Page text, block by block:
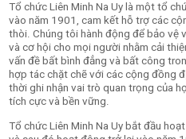
Tổ chức Liên Minh Na Uy là một tổ
vào năm 1901, cam kết hỗ trợ các
thòi. Chúng tôi hành động để bảo vệ
và cơ hội cho mọi người nhằm cải
vấn đề bất bình đẳng và bất công
hợp tác chặt chẽ với các cộng đồng
thời ghi nhận vai trò quan trọng của
tích cực và bền vững.
Tổ chức Liên Minh Na Uy bắt đầu